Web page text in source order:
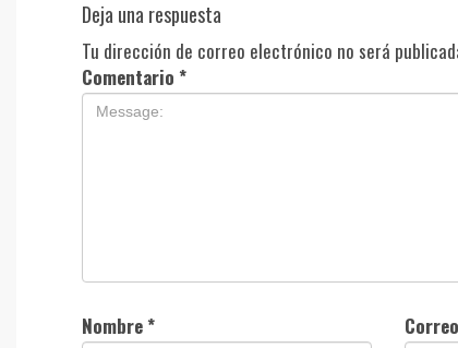
Deja una respuesta
Tu dirección de correo electrónico no será
Comentario *
Nombre*